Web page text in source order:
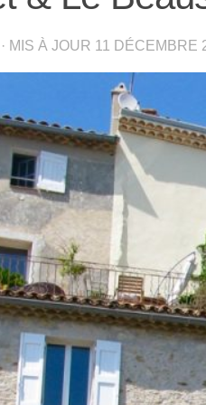
· MIS À JOUR 11 DÉCEMBRE